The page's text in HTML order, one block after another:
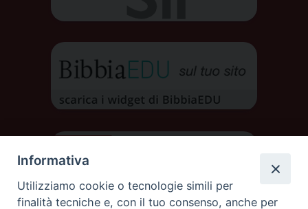
Informativa
Utilizziamo cookie o tecnologie simili per
finalità tecniche e, con il tuo consenso, anche per